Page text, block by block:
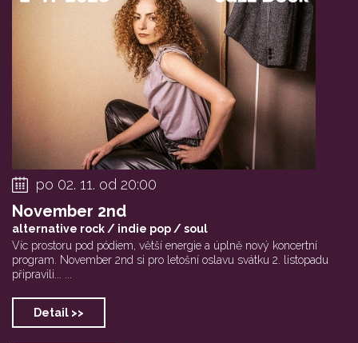
po 02. 11. od 20:00
November 2nd
alternative rock / indie pop / soul
Víc prostoru pod pódiem, větší energie a úplně nový koncertní
program. November 2nd si pro letošní oslavu svátku 2. listopadu
připravili... ...
Detail >>